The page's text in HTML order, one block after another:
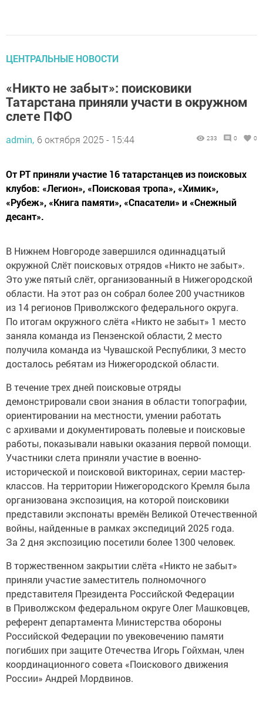
ЦЕНТРАЛЬНЫЕ НОВОСТИ
«Никто не забыт»: поисковики
Татарстана приняли участи в окружном
слете ПФО
admin, 6 октября 2025 - 15:44 233 0 0
От РТ приняли участие 16 татарстанцев из поисковых
клубов: «Легион», «Поисковая тропа», «Химик»,
«Рубеж», «Книга памяти», «Спасатели» и «Снежный
десант».
В Нижнем Новгороде завершился одиннадцатый
окружной Слёт поисковых отрядов «Никто не забыт».
Это уже пятый слёт, организованный в Нижегородской
области. На этот раз он собрал более 200 участников
из 14 регионов Приволжского федерального округа.
По итогам окружного слёта «Никто не забыт» 1 место
заняла команда из Пензенской области, 2 место
получила команда из Чувашской Республики, 3 место
досталось ребятам из Нижегородской области.
В течение трех дней поисковые отряды
демонстрировали свои знания в области топографии,
ориентировании на местности, умении работать
с архивами и документировать полевые и поисковые
работы, показывали навыки оказания первой помощи.
Участники слета приняли участие в военно-
исторической и поисковой викторинах, серии мастер-
классов. На территории Нижегородского Кремля была
организована экспозиция, на которой поисковики
представили экспонаты времён Великой Отечественной
войны, найденные в рамках экспедиций 2025 года.
За 2 дня экспозицию посетили более 1300 человек.
В торжественном закрытии слёта «Никто не забыт»
приняли участие заместитель полномочного
представителя Президента Российской Федерации
в Приволжском федеральном округе Олег Машковцев,
референт департамента Министерства обороны
Российской Федерации по увековечению памяти
погибших при защите Отечества Игорь Гойхман, член
координационного совета «Поискового движения
России» Андрей Мордвинов.